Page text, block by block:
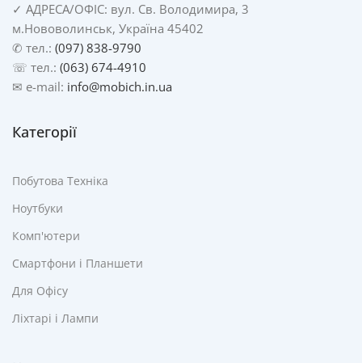
✓ АДРЕСА/ОФІС: вул. Св. Володимира, 3
м.Нововолинськ, Україна 45402
✆ тел.: (097) 838-9790
☏ тел.: (063) 674-4910
✉ e-mail: info@mobich.in.ua
Категорії
Побутова Техніка
Ноутбуки
Комп'ютери
Смартфони і Планшети
Для Офісу
Ліхтарі і Лампи